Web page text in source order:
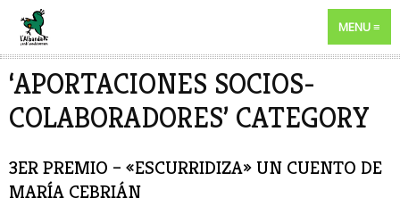
MENU
‘APORTACIONES SOCIOS-
COLABORADORES’ CATEGORY
3ER PREMIO – «ESCURRIDIZA» UN CUENTO DE
MARÍA CEBRIÁN